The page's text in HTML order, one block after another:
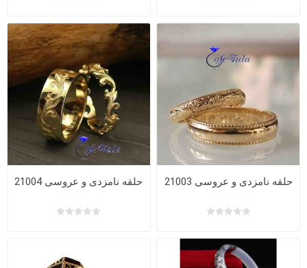
حلقه نامزدی و عروسی 21003 حلقه نامزدی و عروسی 21004